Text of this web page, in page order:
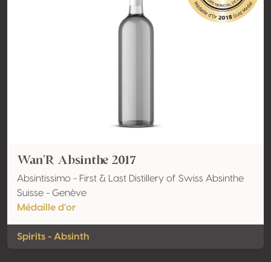
Wan'R Absinthe 2017
Absintissimo - First & Last Distillery of Swiss Absinthe
Suisse - Genève
Médaille d'or
Spirits - Absinth